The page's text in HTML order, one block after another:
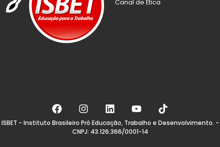
Canal de Ética
ISBET - Instituto Brasileiro Pró Educação, Trabalho e Desenvolvimento. -
CNPJ: 43.126.366/0001-14